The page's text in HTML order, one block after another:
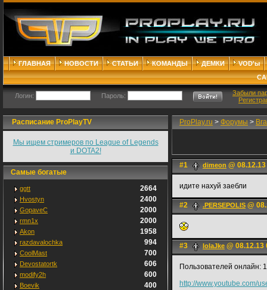
ГЛАВНАЯ НОВОСТИ СТАТЬИ КОМАНДЫ ДЕМКИ
VOD'ы
Логин: Пароль:
Забыли
Расписание ProPlayTV
Мы ищем стримеров по League of Legends
и DOTA2!
Самые богатые
ggtt 2664
Hvostyn 2400
GopaveC 2000
rmn1x 2000
Akon 1958
razdavalochka 994
CoolMast 700
Devostatortk 606
modify2h 600
Boevik 400
ProPlay.ru > Форумы >
#1 dimeon @
идите нaxyй заeбли
#2 .PERSEPOLIS @
#3 lolaJke @ 08.12.13
Пользователей онлайн: 1
http://www.youtube.com/